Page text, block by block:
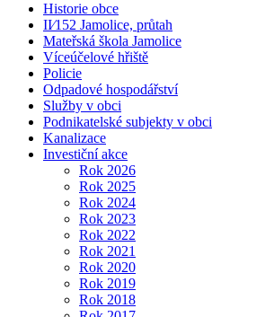
Historie obce
II⁄152 Jamolice, průtah
Mateřská škola Jamolice
Víceúčelové hřiště
Policie
Odpadové hospodářství
Služby v obci
Podnikatelské subjekty v obci
Kanalizace
Investiční akce
Rok 2026
Rok 2025
Rok 2024
Rok 2023
Rok 2022
Rok 2021
Rok 2020
Rok 2019
Rok 2018